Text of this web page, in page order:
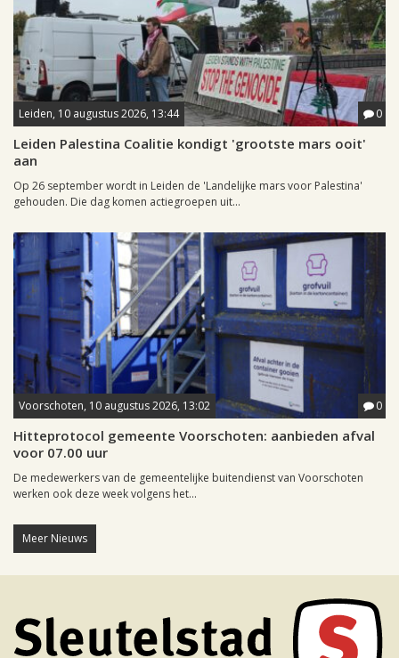
Leiden, 10 augustus 2026, 13:44 0
Leiden Palestina Coalitie kondigt 'grootste mars ooit'
aan
Op 26 september wordt in Leiden de 'Landelijke mars voor Palestina'
gehouden. Die dag komen actiegroepen uit...
Voorschoten, 10 augustus 2026, 13:02 0
Hitteprotocol gemeente Voorschoten: aanbieden afval
voor 07.00 uur
De medewerkers van de gemeentelijke buitendienst van Voorschoten
werken ook deze week volgens het...
Meer Nieuws